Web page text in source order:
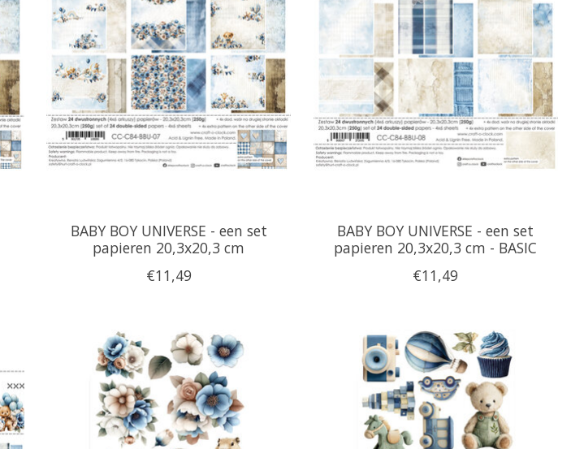
BABY BOY UNIVERSE - een set
papieren 20,3x20,3 cm
€11,49
BABY BOY UNIVERSE - een set
papieren 20,3x20,3 cm - BASIC
€11,49